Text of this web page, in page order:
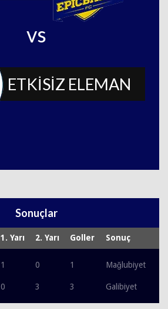
vs
ETKİSİZ ELEMAN
Sonuçlar
1. Yarı 2. Yarı Goller Sonuç
1 0 1 Mağlubiyet
0 3 3 Galibiyet